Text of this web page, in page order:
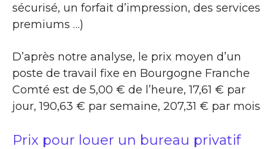
sécurisé, un forfait d’impression, des services
premiums …)
D’après notre analyse, le prix moyen d’un
poste de travail fixe en Bourgogne Franche
Comté est de 5,00 € de l’heure, 17,61 € par
jour, 190,63 € par semaine, 207,31 € par mois
Prix pour louer un bureau privatif